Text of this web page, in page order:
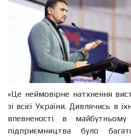
«Це неймовірне натхнення
зі всієї України. Дивлячись в
впевненості в
підприємництва було